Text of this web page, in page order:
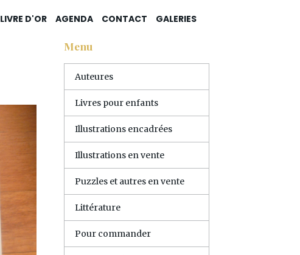
LIVRE D'OR AGENDA CONTACT GALERIES
Menu
Auteures
Livres pour enfants
Illustrations encadrées
Illustrations en vente
Puzzles et autres en vente
Littérature
Pour commander